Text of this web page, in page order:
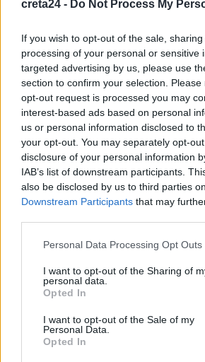
creta24 - Do Not Process My
If you wish to opt-out of the sale,
processing of your personal or sensitive
targeted advertising by us, please use
section to confirm your selection.
opt-out request is processed you may
interest-based ads based on personal
us or personal information disclosed to
your opt-out. You may separately opt-
disclosure of your personal information
IAB’s list of downstream participants.
also be disclosed by us to third parties
Downstream Participants that may
Personal Data Processing Opt Outs
I want to opt-out of the Sharing of
personal data.
Opted In
I want to opt-out of the Sale of my
Personal Data.
Opted In
8 Αυγούστου, 2026
Πότε θα πληρωθούν οι συντάξεις
8 Αυγούστου, 2026
Τα κύματα καύσωνα στην Ιταλία, τη
θα αλλάξουν τη γεύση των ευρωπαϊκών
8 Αυγούστου, 2026
TRENDING
ΣΧΕΤΙΚΆ ΆΡΘΡΑ